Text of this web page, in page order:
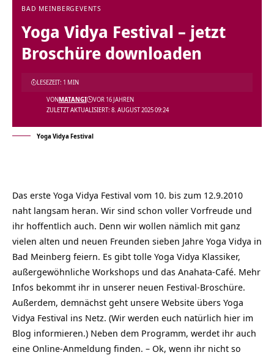
BAD MEINBERG EVENTS
Yoga Vidya Festival – jetzt
Broschüre downloaden
ZULETZT AKTUALISIERT: 8. AUGUST 2025 09:24
VONMATANGI VOR 16 JAHREN
LESEZEIT: 1 MIN
Yoga Vidya Festival
Das erste Yoga Vidya Festival vom 10. bis zum 12.9.2010
naht langsam heran. Wir sind schon voller Vorfreude und
ihr hoffentlich auch. Denn wir wollen nämlich mit ganz
vielen alten und neuen Freunden sieben Jahre Yoga Vidya in
Bad Meinberg feiern. Es gibt tolle Yoga Vidya Klassiker,
außergewöhnliche Workshops und das Anahata-Café. Mehr
Infos bekommt ihr in unserer neuen Festival-Broschüre.
Außerdem, demnächst geht unsere Website übers Yoga
Vidya Festival ins Netz. (Wir werden euch natürlich hier im
Blog informieren.) Neben dem Programm, werdet ihr auch
eine Online-Anmeldung finden. – Ok, wenn ihr nicht so